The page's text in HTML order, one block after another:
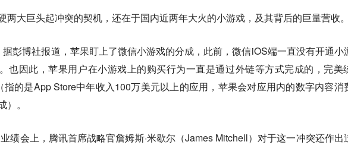
两大巨头起冲突的契机，还在于国内近两年大火的小游戏，及其背后的巨量营收
彭博社报道，苹果盯上了微信小游戏的分成，此前，微信iOS端一直没有开通小
也因此，苹果用户在小游戏上的购买行为一直是通过外链等方式完成的，完美
指的是App Store中年收入100万美元以上的应用，苹果会对应用内的数字内容消
。
绩会上，腾讯首席战略官詹姆斯·米歇尔（James Mitchell）对于这一冲突还作出